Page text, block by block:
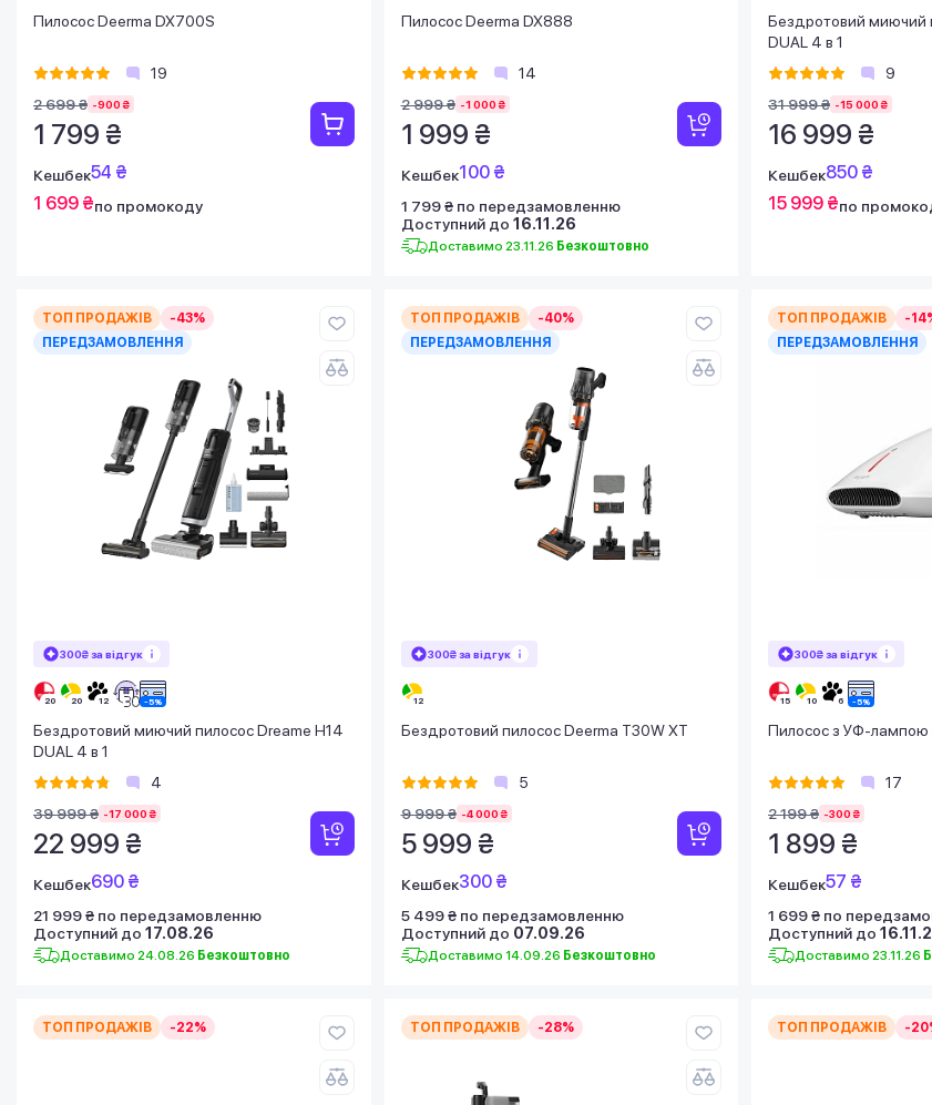
Пилосос Deerma DX700S
19
2 699 ₴ -900 ₴
1 799 ₴
Кешбек54 ₴
1 699 ₴по промокоду
Пилосос Deerma DX888
14
2 999 ₴ -1 000 ₴
1 999 ₴
Кешбек100 ₴
1 799 ₴ по передзамовленню
Доступний до 16.11.26
Доставимо 23.11.26 Безкоштовно
Бездротовий миючий
DUAL 4 в 1
9
31 999 ₴ -15 000 ₴
16 999 ₴
Кешбек850 ₴
15 999 ₴по
ТОП ПРОДАЖІВ
-43%
ПЕРЕДЗАМОВЛЕННЯ
300₴ за відгук
Бездротовий миючий пилосос Dreame H14
DUAL 4 в 1
4
39 999 ₴ -17 000 ₴
22 999 ₴
Кешбек690 ₴
21 999 ₴ по передзамовленню
Доступний до 17.08.26
Доставимо 24.08.26 Безкоштовно
ТОП ПРОДАЖІВ
-40%
ПЕРЕДЗАМОВЛЕННЯ
300₴ за відгук
Бездротовий пилосос Deerma T30W XT
5
9 999 ₴ -4 000 ₴
5 999 ₴
Кешбек300 ₴
5 499 ₴ по передзамовленню
Доступний до 07.09.26
Доставимо 14.09.26 Безкоштовно
ТОП ПРОДАЖІВ
-
ПЕРЕДЗАМОВЛЕННЯ
300₴ за відгук
Пилосос з УФ-лампою
17
2 199 ₴ -300 ₴
1 899 ₴
Кешбек57 ₴
1 699 ₴ по
Доступний до
Доставимо 23.11.26
ТОП ПРОДАЖІВ -22% ТОП ПРОДАЖІВ -28% ТОП ПРОДАЖІВ -